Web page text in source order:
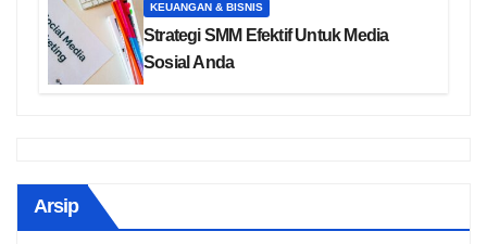
KEUANGAN & BISNIS
Strategi SMM Efektif Untuk Media
Sosial Anda
Arsip